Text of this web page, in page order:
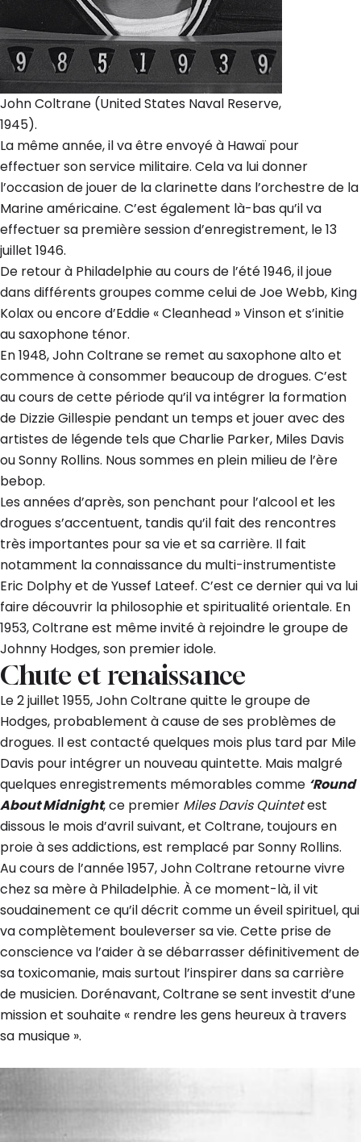
John Coltrane (United States Naval Reserve,
1945).
La même année, il va être envoyé à Hawaï pour
effectuer son service militaire. Cela va lui donner
l’occasion de jouer de la clarinette dans l’orchestre de la
Marine américaine. C’est également là-bas qu’il va
effectuer sa première session d’enregistrement, le 13
juillet 1946.
De retour à Philadelphie au cours de l’été 1946, il joue
dans différents groupes comme celui de Joe Webb, King
Kolax ou encore d’Eddie « Cleanhead » Vinson et s’initie
au saxophone ténor.
En 1948, John Coltrane se remet au saxophone alto et
commence à consommer beaucoup de drogues. C’est
au cours de cette période qu’il va intégrer la formation
de Dizzie Gillespie pendant un temps et jouer avec des
artistes de légende tels que Charlie Parker, Miles Davis
ou Sonny Rollins. Nous sommes en plein milieu de l’ère
bebop.
Les années d’après, son penchant pour l’alcool et les
drogues s’accentuent, tandis qu’il fait des rencontres
très importantes pour sa vie et sa carrière. Il fait
notamment la connaissance du multi-instrumentiste
Eric Dolphy et de Yussef Lateef. C’est ce dernier qui va lui
faire découvrir la philosophie et spiritualité orientale. En
1953, Coltrane est même invité à rejoindre le groupe de
Johnny Hodges, son premier idole.
Chute et renaissance
Le 2 juillet 1955, John Coltrane quitte le groupe de
Hodges, probablement à cause de ses problèmes de
drogues. Il est contacté quelques mois plus tard par Mile
Davis pour intégrer un nouveau quintette. Mais malgré
quelques enregistrements mémorables comme ‘Round
About Midnight, ce premier Miles Davis Quintetest
dissous le mois d’avril suivant, et Coltrane, toujours en
proie à ses addictions, est remplacé par Sonny Rollins.
Au cours de l’année 1957, John Coltrane retourne vivre
chez sa mère à Philadelphie. À ce moment-là, il vit
soudainement ce qu’il décrit comme un éveil spirituel, qui
va complètement bouleverser sa vie. Cette prise de
conscience va l’aider à se débarrasser définitivement de
sa toxicomanie, mais surtout l’inspirer dans sa carrière
de musicien. Dorénavant, Coltrane se sent investit d’une
mission et souhaite « rendre les gens heureux à travers
sa musique ».